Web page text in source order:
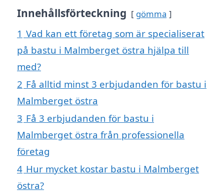
Innehållsförteckning gömma
1 Vad kan ett företag som är specialiserat
på bastu i Malmberget östra hjälpa till
med?
2 Få alltid minst 3 erbjudanden för bastu i
Malmberget östra
3 Få 3 erbjudanden för bastu i
Malmberget östra från professionella
företag
4 Hur mycket kostar bastu i Malmberget
östra?